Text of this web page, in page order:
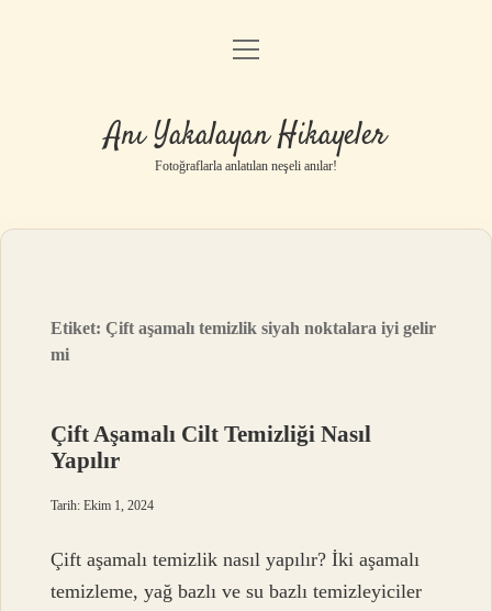
Anasayfa
Yasal Uyarı
menüyü
Anı Yakalayan Hikayeler
Fotoğraflarla anlatılan neşeli anılar!
Etiket:Çift aşamalı temizlik siyah noktalara iyi gelir
mi
Çift Aşamalı Cilt Temizliği Nasıl
Yapılır
Tarih: Ekim 1, 2024
Çift aşamalı temizlik nasıl yapılır? İki aşamalı
temizleme, yağ bazlı ve su bazlı temizleyiciler